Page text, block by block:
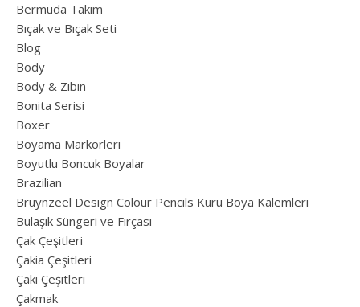
Bermuda Takım
Bıçak ve Bıçak Seti
Blog
Body
Body & Zıbın
Bonita Serisi
Boxer
Boyama Markörleri
Boyutlu Boncuk Boyalar
Brazilian
Bruynzeel Design Colour Pencils Kuru Boya Kalemleri
Bulaşık Süngeri ve Fırçası
Çak Çeşitleri
Çakia Çeşitleri
Çakı Çeşitleri
Çakmak